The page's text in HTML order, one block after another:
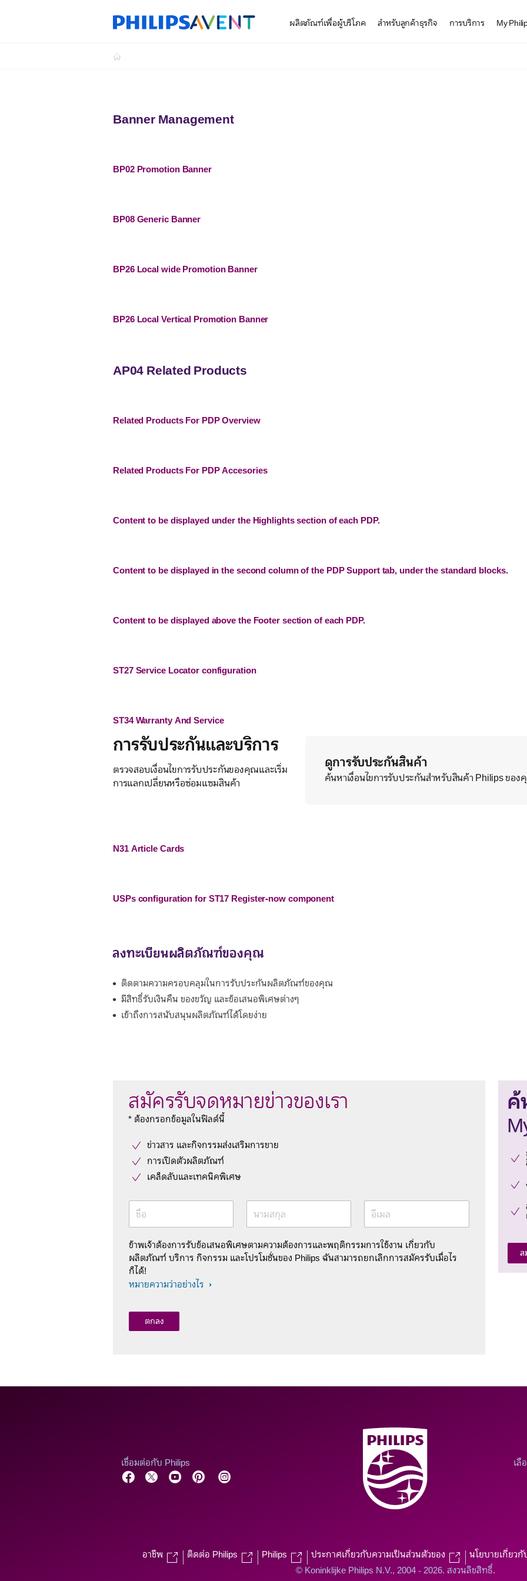
ผลิตภัณฑ์เพื่อผู้บริโภค สำหรับลูกค้าธุรกิจ การบริการ My
Banner Management
BP02 Promotion Banner
BP08 Generic Banner
BP26 Local wide Promotion Banner
BP26 Local Vertical Promotion Banner
AP04 Related Products
Related Products For PDP Overview
Related Products For PDP Accesories
Content to be displayed under the Highlights section of each PDP.
Content to be displayed in the second column of the PDP Support tab, under the standard blocks.
Content to be displayed above the Footer section of each PDP.
ST27 Service Locator configuration
ST34 Warranty And Service
การรับประกันและบริการ
ตรวจสอบเงื่อนไขการรับประกันของคุณและเริ่ม
การแลกเปลี่ยนหรือซ่อมแซมสินค้า
ดูการรับประกันสินค้า
ค้นหาเงื่อนไขการรับประกันสำหรับสินค้า Philips ขอ
N31 Article Cards
USPs configuration for ST17 Register-now component
ลงทะเบียนผลิตภัณฑ์ของคุณ
ติดตามความครอบคลุมในการรับประกันผลิตภัณฑ์ของคุณ
มีสิทธิ์รับเงินคืน ของขวัญ และข้อเสนอพิเศษต่างๆ
เข้าถึงการสนับสนุนผลิตภัณฑ์ได้โดยง่าย
สมัครรับจดหมายข่าวของเรา
* ต้องกรอกข้อมูลในฟิลด์นี้
ข่าวสาร และกิจกรรมส่งเสริมการขาย
การเปิดตัวผลิตภัณฑ์
เคล็ดลับและเทคนิคพิเศษ
ชื่อ นามสกุล อีเมล
ข้าพเจ้าต้องการรับข้อเสนอพิเศษตามความต้องการและพฤติกรรมการใช้งาน เกี่ยวกับ
ผลิตภัณฑ์ บริการ กิจกรรม และโปรโมชั่นของ Philips ฉันสามารถยกเลิกการสมัครรับเมื่อไร
ก็ได้!
หมายความว่าอย่างไร
ค้
เชื่อมต่อกับ Philips เลื
อาชีพ ติดต่อ Philips Philips ประกาศเกี่ยวกับความเป็นส่วนตัวของ
นโยบายเกี่ยว
© Koninklijke Philips N.V., 2004 - 2026. สงวนลิขสิทธิ์.